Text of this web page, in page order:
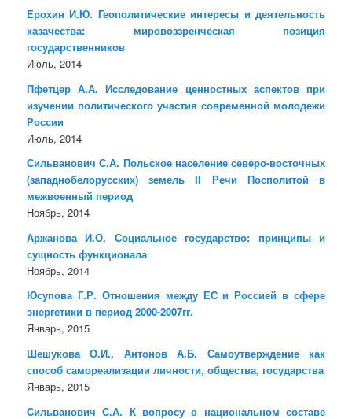
Ерохин И.Ю. Геополитические интересы и деятельность
казачества: мировоззренческая позиция
государственников
Июль, 2014
Пфетцер А.А. Исследование ценностных аспектов при
изучении политического участия современной молодежи
России
Июль, 2014
Сильванович С.А. Польское население северо-восточных
(западнобелорусских) земель II Речи Посполитой в
межвоенный период
Ноябрь, 2014
Аржанова И.О. Социальное государство: принципы и
сущность функционала
Ноябрь, 2014
Юсупова Г.Р. Отношения между ЕС и Россией в сфере
энергетики в период 2000-2007гг.
Январь, 2015
Шешукова О.И., Антонов А.Б. Самоутверждение как
способ самореализации личности, общества, государства
Январь, 2015
Сильванович С.А. К вопросу о национальном составе